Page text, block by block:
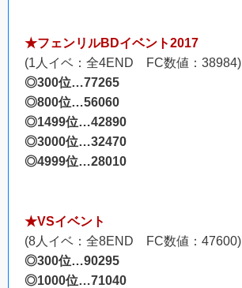
★フェンリルBDイベント2017
(1人イベ：全4END FC数値：38984)
◎300位…77265
◎800位…56060
◎1499位…42890
◎3000位…32470
◎4999位…28010
★VSイベント
(8人イベ：全8END FC数値：47600)
◎300位…90295
◎1000位…71040